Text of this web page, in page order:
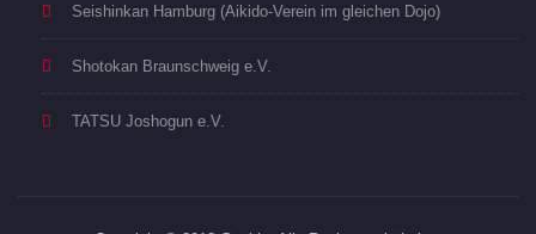
Seishinkan Hamburg (Aikido-Verein im gleichen Dojo)
Shotokan Braunschweig e.V.
TATSU Joshogun e.V.